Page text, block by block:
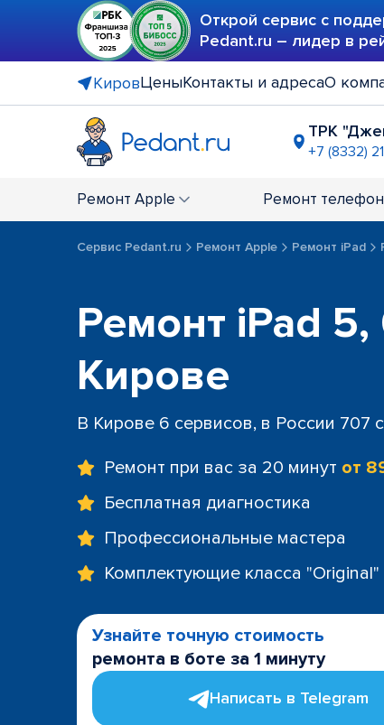
Открой сервис с
Pedant.ru – лидер в
КировЦеныКонтакты и адресаО
ТРК
+7 (8332)
+7 (8332)
Ремонт Apple Ремонт
Сервис Pedant.ru Ремонт Apple Ремонт iPad
Ремонт iPad 5,
Кирове
В Кирове 6 сервисов, в России 707
Ремонт при вас за 20 минут от
Бесплатная диагностика
Профессиональные мастера
Комплектующие класса "Original"
Узнайте точную стоимость
ремонта в боте за 1 минуту
Написать в Telegram